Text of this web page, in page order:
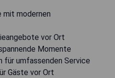
mit modernen
vor Ort
Momente
für umfassenden Service
Gäste vor Ort